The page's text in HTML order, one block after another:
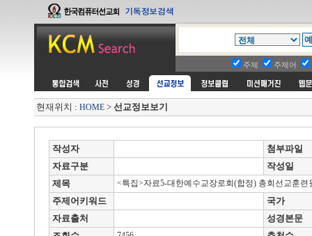
주제 주제어
현재위치 : HOME > 선교정보보기
작성자
첨부파일
자료구분
작성일
제목
<특집>자료5-대한예수교장로회(합정) 총회선교훈련
주제어키워드
국가
자료출처
성경본문